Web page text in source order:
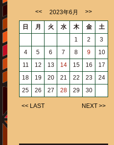
<< 2023年6月 >>
日 月 火 水 木 金
土
1
2
3
4
5 6 7 8 9
10
11
12 13 14 15 16
17
18
19 20 21 22 23
24
25
26 27 28 29 30
<< LAST NEXT >>